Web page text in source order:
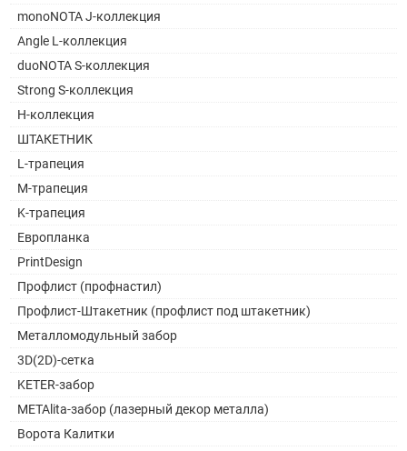
monoNOTA J-коллекция
Angle L-коллекция
duoNOTA S-коллекция
Strong S-коллекция
H-коллекция
ШТАКЕТНИК
L-трапеция
M-трапеция
K-трапеция
Европланка
PrintDesign
Профлист (профнастил)
Профлист-Штакетник (профлист под штакетник)
Металломодульный забор
3D(2D)-сетка
KETER-забор
METAlita-забор (лазерный декор металла)
Ворота Калитки